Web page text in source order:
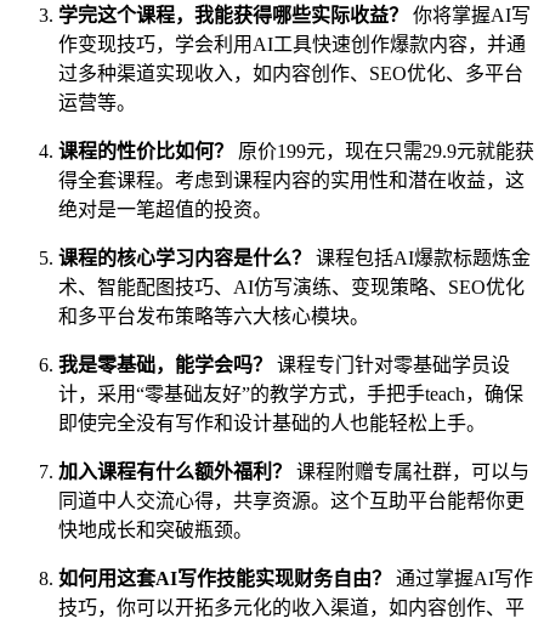
学完这个课程，我能获得哪些实际收益？
你将掌握AI写
作变现技巧，学会利用AI工具快速创作爆款内容，并通
过多种渠道实现收入，如内容创作、SEO优化、多平台
运营等。
课程的性价比如何？
原价199元，现在只需29.9元就能获
得全套课程。考虑到课程内容的实用性和潜在收益，这
绝对是一笔超值的投资。
课程的核心学习内容是什么？
课程包括AI爆款标题炼金
术、智能配图技巧、AI仿写演练、变现策略、SEO优化
和多平台发布策略等六大核心模块。
我是零基础，能学会吗？
课程专门针对零基础学员设
计，采用“零基础友好”的教学方式，手把手teach，确保
即使完全没有写作和设计基础的人也能轻松上手。
加入课程有什么额外福利？
课程附赠专属社群，可以与
同道中人交流心得，共享资源。这个互助平台能帮你更
快地成长和突破瓶颈。
如何用这套AI写作技能实现财务自由？
通过掌握AI写作
技巧，你可以开拓多元化的收入渠道，如内容创作、平